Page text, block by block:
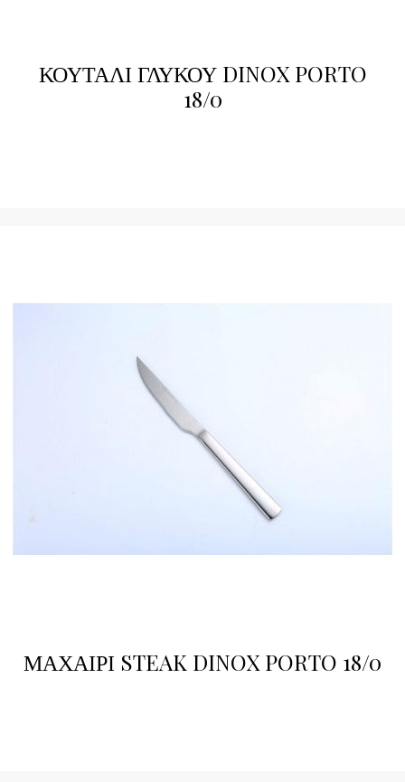
ΚΟΥΤΑΛΙ ΓΛΥΚΟΥ DINOX PORTO
18/0
ΜΑΧΑΙΡΙ STEAK DINOX PORTO 18/0